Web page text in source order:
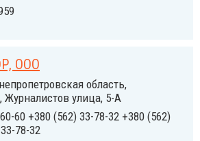
ООО
область,
Журналистов улица, 5-А
60 +380 (562) 33-78-32 +380 (562)
78-32